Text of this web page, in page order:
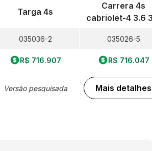
Targa 4s
035036-2
R$ 716.907
Versão pesquisada
Carrera 4s
cabriolet-4 3.6
035026-5
R$ 716.047
Mais detalhes